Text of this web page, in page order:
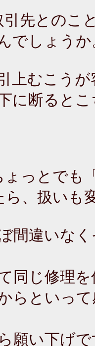
引先とのこ
でしょうか
上むこう
に断ると
ょっとでも
ら、扱いも
間違いな
同じ修理
らといっ
願い下げ